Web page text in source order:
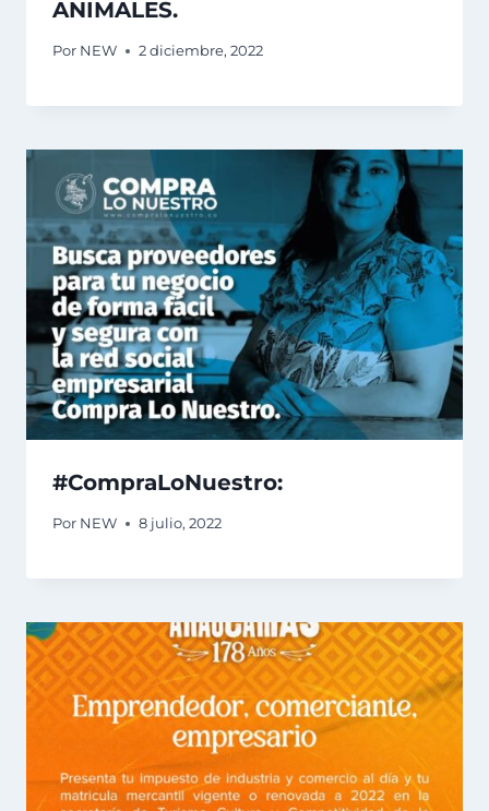
ANIMALES.
Por NEW 2 diciembre, 2022
#CompraLoNuestro:
Por NEW 8 julio, 2022